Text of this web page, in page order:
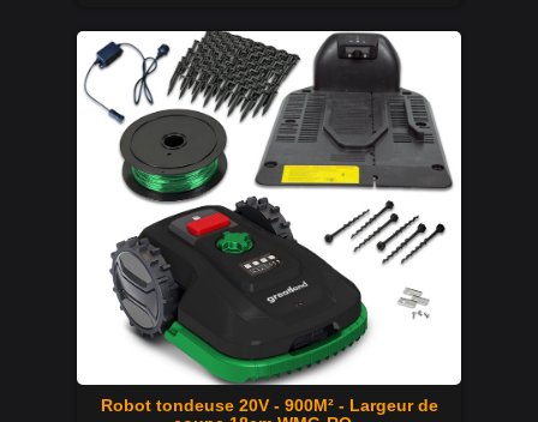
Robot tondeuse 20V - 900M² - Largeur de